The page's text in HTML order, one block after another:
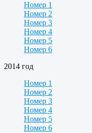
Номер 1
Номер 2
Номер 3
Номер 4
Номер 5
Номер 6
2014 год
Номер 1
Номер 2
Номер 3
Номер 4
Номер 5
Номер 6